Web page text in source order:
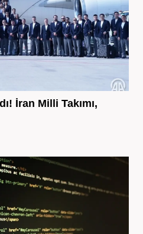
İran Milli Takımı,